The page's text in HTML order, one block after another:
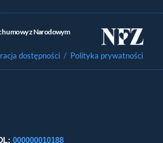
umowy z Narodowym
dostępności / Polityka prywatności
: 000000010188